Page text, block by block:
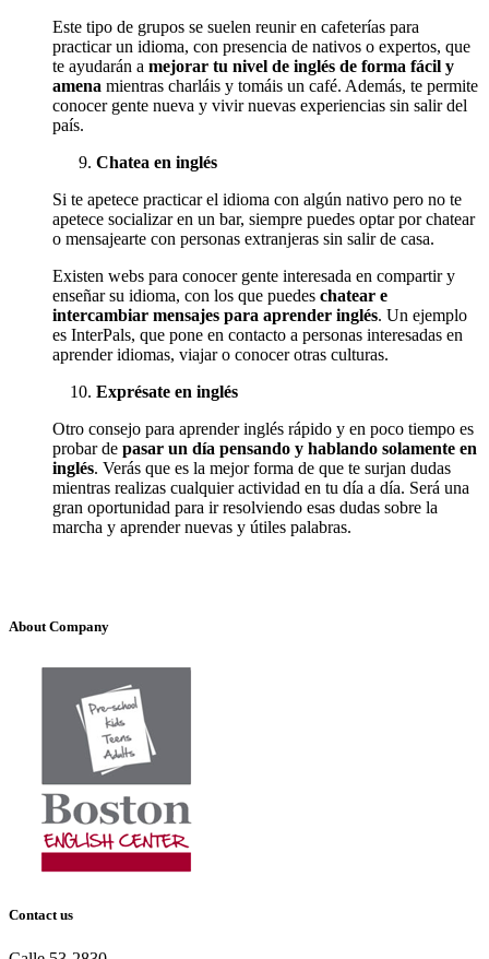
Este tipo de grupos se suelen reunir en cafeterías para
practicar un idioma, con presencia de nativos o expertos, que
te ayudarán a mejorar tu nivel de inglés de forma fácil y
amena mientras charláis y tomáis un café. Además, te permite
conocer gente nueva y vivir nuevas experiencias sin salir del
país.
Chatea en inglés
Si te apetece practicar el idioma con algún nativo pero no te
apetece socializar en un bar, siempre puedes optar por chatear
o mensajearte con personas extranjeras sin salir de casa.
Existen webs para conocer gente interesada en compartir y
enseñar su idioma, con los que puedes chatear e
intercambiar mensajes para aprender inglés. Un ejemplo
es InterPals, que pone en contacto a personas interesadas en
aprender idiomas, viajar o conocer otras culturas.
Exprésate en inglés
Otro consejo para aprender inglés rápido y en poco tiempo es
probar de pasar un día pensando y hablando solamente en
inglés. Verás que es la mejor forma de que te surjan dudas
mientras realizas cualquier actividad en tu día a día. Será una
gran oportunidad para ir resolviendo esas dudas sobre la
marcha y aprender nuevas y útiles palabras.
About Company
Contact us